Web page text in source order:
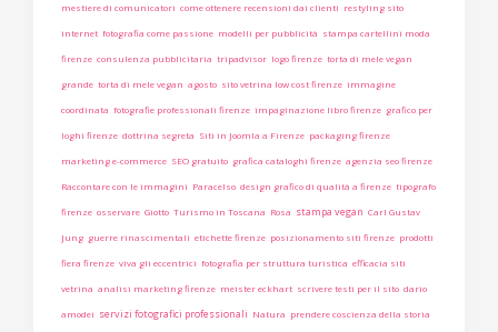
mestiere di comunicatori come ottenere recensioni dai clienti restyling sito
internet fotografia come passione modelli per pubblicità stampa cartellini moda
firenze consulenza pubblicitaria tripadvisor logo firenze torta di mele vegan
grande torta di mele vegan agosto sito vetrina low cost firenze immagine
coordinata fotografie professionali firenze impaginazione libro firenze grafico per
loghi firenze dottrina segreta Siti in Joomla a Firenze packaging firenze
marketing e-commerce SEO gratuito grafica cataloghi firenze agenzia seo firenze
Raccontare con le immagini Paracelso design grafico di qualità a firenze tipografo
firenze osservare Giotto Turismo in Toscana Rosa stampa vegan Carl Gustav
Jung guerre rinascimentali etichette firenze posizionamento siti firenze prodotti
fiera firenze viva gli eccentrici fotografia per struttura turistica efficacia siti
vetrina analisi marketing firenze meister eckhart scrivere testi per il sito dario
amodei servizi fotografici professionali Natura prendere coscienza della storia